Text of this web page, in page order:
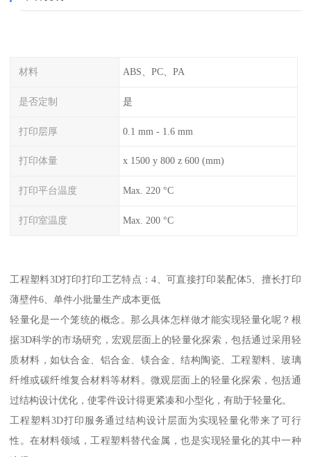
材料 ABS、PC、PA
是否定制 是
打印层厚 0.1 mm - 1.6 mm
打印体量 x 1500 y 800 z 600 (mm)
打印平台温度 Max. 220 °C
打印室温度 Max. 200 °C
工程塑料3D打印打印工艺特点：4、可直接打印装配体5、擅长打印
薄壁件6、单件小批量生产成本更低
轻量化是一个笼统的概念。那么具体怎样做才能实现轻量化呢？根
据3D科学的市场研究，宏观层面上的轻量化探索，包括通过采用轻
质材料，如钛合金、铝合金、镁合金、结构陶瓷、工程塑料、玻璃
纤维或碳纤维复合材料等材料。微观层面上的轻量化探索，包括通
过结构设计优化，使零件设计得更紧凑和小型化，有助于轻量化。
工程塑料3D打印服务通过结构设计层面为实现轻量化带来了可行
性。在材料领域，工程塑料替代金属，也是实现轻量化的其中一种